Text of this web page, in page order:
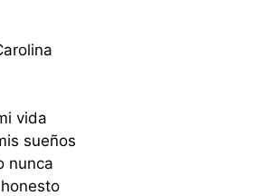
vida
sueños
nunca